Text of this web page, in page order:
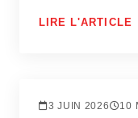
LIRE L'ARTICLE
TEXTILE
3 JUIN 2026 10